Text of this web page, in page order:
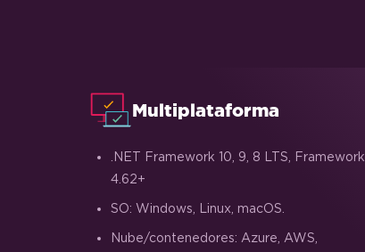
Configurar a escala de grises
Multiplataforma
.NET Framework 10, 9, 8 LTS, Framework
4.62+
SO: Windows, Linux, macOS.
Nube/contenedores: Azure, AWS,